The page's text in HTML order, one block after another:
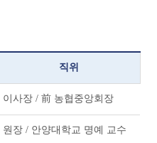
직위
이사장 / 前 농협중앙회장
원장 / 안양대학교 명예 교수